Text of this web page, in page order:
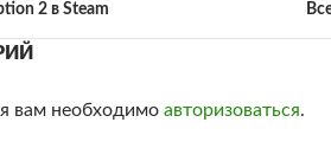
2 в Steam
вам необходимо авторизоваться.